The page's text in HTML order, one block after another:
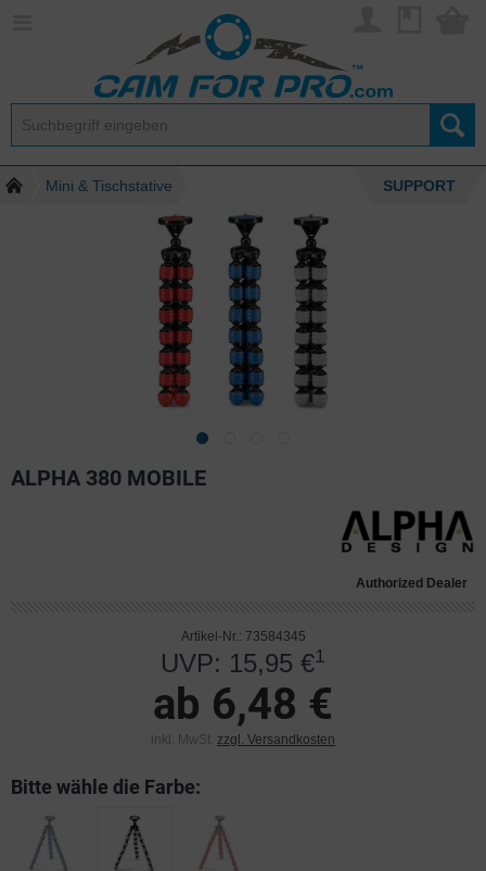
Mini & Tischstative SUPPORT
ALPHA 380 MOBILE
Authorized Dealer
Artikel-Nr.: 73584345
UVP: 15,95 €1
ab 6,48 €
inkl. MwSt. zzgl. Versandkosten
Bitte wähle die Farbe: